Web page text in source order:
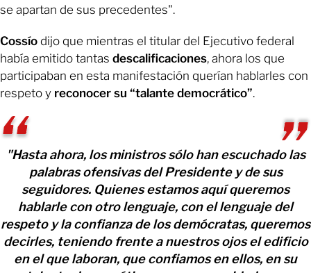
se apartan de sus precedentes".
Cossío dijo que mientras el titular del Ejecutivo federal
había emitido tantas descalificaciones, ahora los que
participaban en esta manifestación querían hablarles con
respeto y reconocer su “talante democrático”.
"Hasta ahora, los ministros sólo han escuchado las
palabras ofensivas del Presidente y de sus
seguidores. Quienes estamos aquí queremos
hablarle con otro lenguaje, con el lenguaje del
respeto y la confianza de los demócratas, queremos
decirles, teniendo frente a nuestros ojos el edificio
en el que laboran, que confiamos en ellos, en su